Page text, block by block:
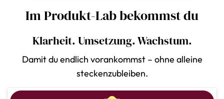
Im Produkt-Lab bekommst du
Klarheit. Umsetzung. Wachstum.
Damit du endlich vorankommst – ohne alleine
steckenzubleiben.